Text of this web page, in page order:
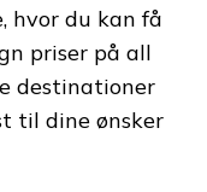
hvor du kan få
priser på all
destinationer
til dine ønsker